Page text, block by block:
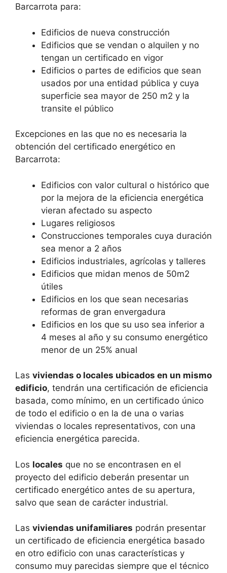
Barcarrota para:
Edificios de nueva construcción
Edificios que se vendan o alquilen y no
tengan un certificado en vigor
Edificios o partes de edificios que sean
usados por una entidad pública y cuya
superficie sea mayor de 250 m2 y la
transite el público
Excepciones en las que no es necesaria la
obtención del certificado energético en
Barcarrota:
Edificios con valor cultural o histórico que
por la mejora de la eficiencia energética
vieran afectado su aspecto
Lugares religiosos
Construcciones temporales cuya duración
sea menor a 2 años
Edificios industriales, agrícolas y talleres
Edificios que midan menos de 50m2
útiles
Edificios en los que sean necesarias
reformas de gran envergadura
Edificios en los que su uso sea inferior a
4 meses al año y su consumo energético
menor de un 25% anual
Las viviendas o locales ubicados en un mismo
edificio, tendrán una certificación de eficiencia
basada, como mínimo, en un certificado único
de todo el edificio o en la de una o varias
viviendas o locales representativos, con una
eficiencia energética parecida.
Los locales que no se encontrasen en el
proyecto del edificio deberán presentar un
certificado energético antes de su apertura,
salvo que sean de carácter industrial.
Las viviendas unifamiliares podrán presentar
un certificado de eficiencia energética basado
en otro edificio con unas características y
consumo muy parecidas siempre que el técnico